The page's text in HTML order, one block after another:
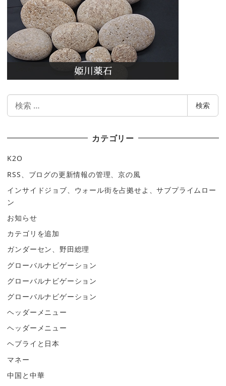
検
検索
カテゴリー
K2O
RSS、ブログの更新情報の管理、京の風
インサイドジョブ、ウォール街を占拠せよ、サブプライムロー
ン
お知らせ
カテゴリを追加
ガンダーセン、野田総理
グローバルナビゲーション
グローバルナビゲーション
グローバルナビゲーション
ヘッダーメニュー
ヘッダーメニュー
ヘブライと日本
マネー
中国と中華